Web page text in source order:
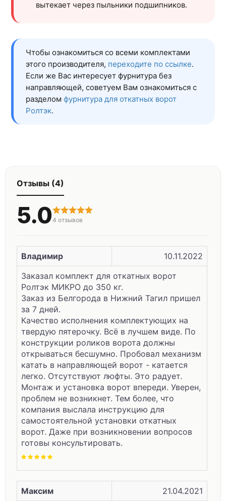
вытекает через пыльники подшипников.
Чтобы ознакомиться со всеми комплектами
этого производителя, переходите по ссылке.
Если же Вас интересует фурнитура без
направляющей, советуем Вам ознакомиться с
разделом фурнитура для откатных ворот
Ролтэк.
Отзывы (4)
5.04 отзывов
Владимир
10.11.2022
Заказал комплект для откатных ворот
Ролтэк МИКРО до 350 кг.
Заказ из Белгорода в Нижний Тагил пришел
за 7 дней.
Качество исполнения комплектующих на
твердую пятерочку. Всё в лучшем виде. По
конструкции роликов ворота должны
открываться бесшумно. Пробовал механизм
катать в направляющей ворот - катается
легко. Отсутствуют люфты. Это радует.
Монтаж и установка ворот впереди. Уверен,
проблем не возникнет. Тем более, что
компания выслала инструкцию для
самостоятельной установки откатных
ворот. Даже при возникновении вопросов
готовы консультировать.
Максим
21.04.2021